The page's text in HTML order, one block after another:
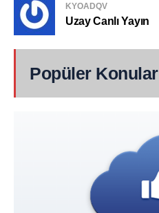
KYOADQV
Uzay Canlı Yayın
Popüler Konular